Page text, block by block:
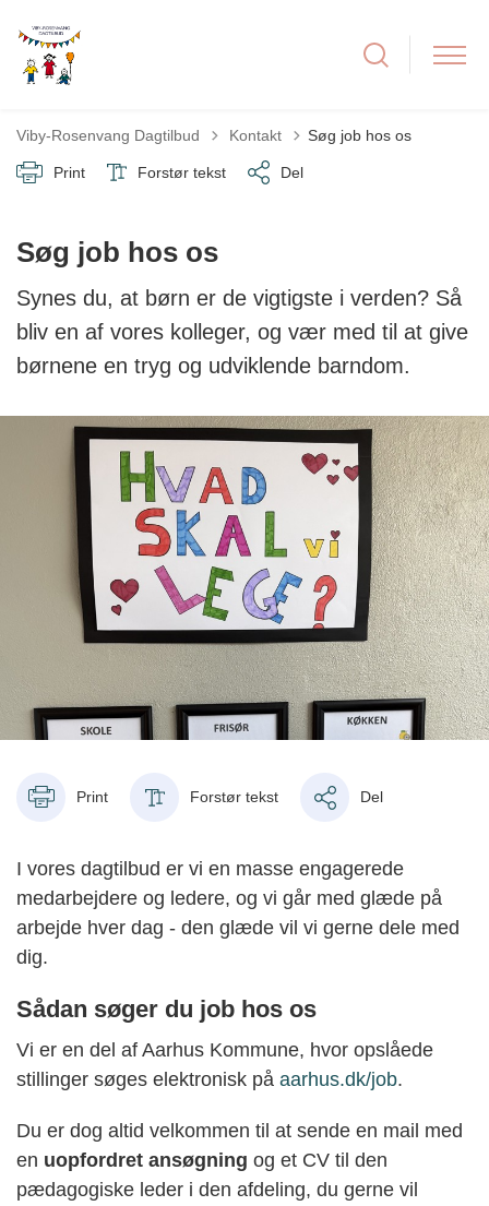
Viby-Rosenvang Dagtilbud Tilbage til
Kontakt Søg job hos os
Print Forstør tekst Del
Søg job hos os
Synes du, at børn er de vigtigste i verden? Så
bliv en af vores kolleger, og vær med til at give
børnene en tryg og udviklende barndom.
Print Forstør tekst Del
I vores dagtilbud er vi en masse engagerede
medarbejdere og ledere, og vi går med glæde på
arbejde hver dag - den glæde vil vi gerne dele med
dig.
Sådan søger du job hos os
Vi er en del af Aarhus Kommune, hvor opslåede
stillinger søges elektronisk på aarhus.dk/job.
Du er dog altid velkommen til at sende en mail med
en uopfordret ansøgning og et CV til den
pædagogiske leder i den afdeling, du gerne vil